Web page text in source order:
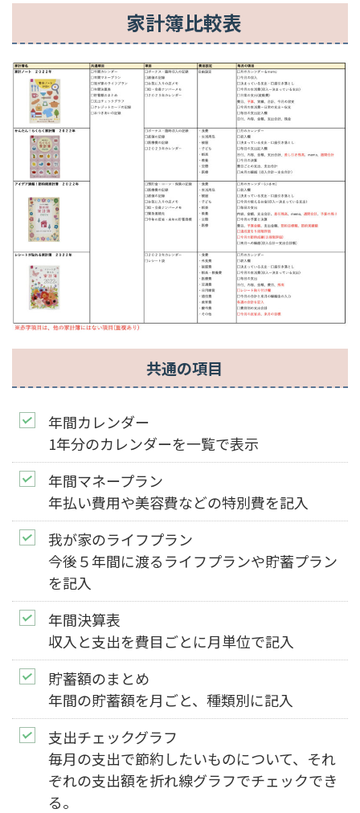
家計簿比較表
共通の項目
年間カレンダー
1年分のカレンダーを一覧で表示
年間マネープラン
年払い費用や美容費などの特別費を記入
我が家のライフプラン
今後５年間に渡るライフプランや貯蓄プラン
を記入
年間決算表
収入と支出を費目ごとに月単位で記入
貯蓄額のまとめ
年間の貯蓄額を月ごと、種類別に記入
支出チェックグラフ
毎月の支出で節約したいものについて、それ
ぞれの支出額を折れ線グラフでチェックでき
る。